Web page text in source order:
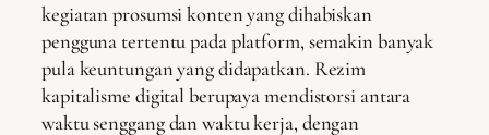
kegiatan prosumsi konten yang dihabiskan
pengguna tertentu pada platform, semakin banyak
pula keuntungan yang didapatkan. Rezim
kapitalisme digital berupaya mendistorsi antara
waktu senggang dan waktu kerja, dengan